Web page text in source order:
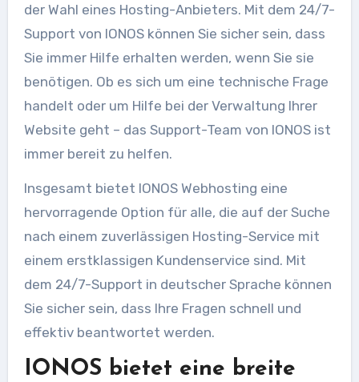
der Wahl eines Hosting-Anbieters. Mit dem 24/7-
Support von IONOS können Sie sicher sein, dass
Sie immer Hilfe erhalten werden, wenn Sie sie
benötigen. Ob es sich um eine technische Frage
handelt oder um Hilfe bei der Verwaltung Ihrer
Website geht – das Support-Team von IONOS ist
immer bereit zu helfen.
Insgesamt bietet IONOS Webhosting eine
hervorragende Option für alle, die auf der Suche
nach einem zuverlässigen Hosting-Service mit
einem erstklassigen Kundenservice sind. Mit
dem 24/7-Support in deutscher Sprache können
Sie sicher sein, dass Ihre Fragen schnell und
effektiv beantwortet werden.
IONOS bietet eine breite